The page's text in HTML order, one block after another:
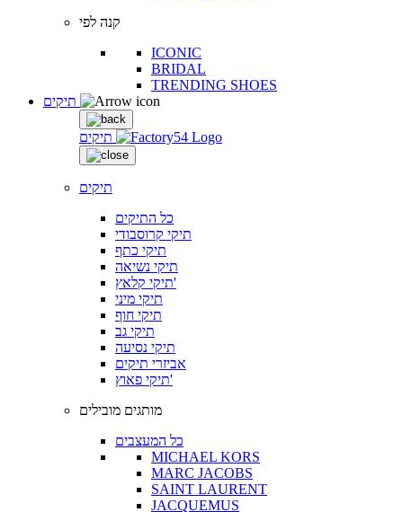
קנה לפי
ICONIC
BRIDAL
TRENDING SHOES
תיקים
תיקים
כל התיקים
תיקי קרוסבודי
תיקי כתף
תיקי נשיאה
תיקי קלאץ'
תיקי מיני
תיקי חוף
תיקי גב
תיקי נסיעה
אביזרי תיקים
תיקי פאוץ'
מותגים מובילים
כל המעצבים
MICHAEL KORS
MARC JACOBS
SAINT LAURENT
JACQUEMUS